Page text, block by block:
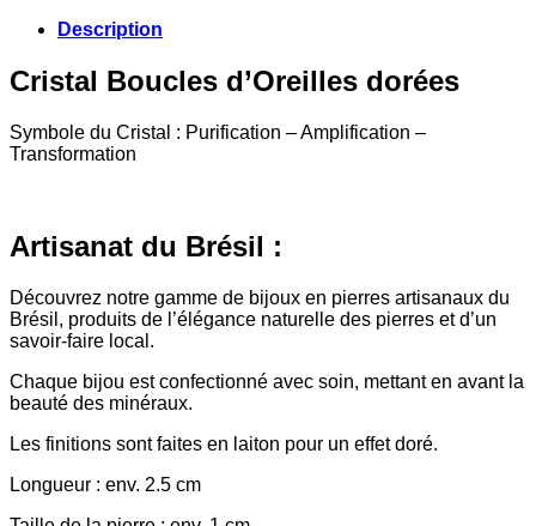
Description
Cristal Boucles d’Oreilles dorées
Symbole du Cristal : Purification – Amplification –
Transformation
Artisanat du Brésil :
Découvrez notre gamme de bijoux en pierres artisanaux du
Brésil, produits de l’élégance naturelle des pierres et d’un
savoir-faire local.
Chaque bijou est confectionné avec soin, mettant en avant la
beauté des minéraux.
Les finitions sont faites en laiton pour un effet doré.
Longueur : env. 2.5 cm